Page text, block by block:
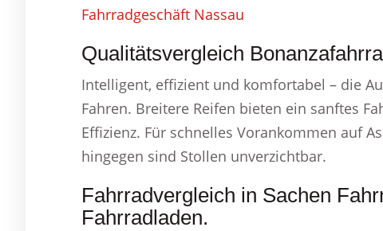
Fahrradgeschäft Nassau
Qualitätsvergleich
Intelligent, effizient und komfortabel – die
Fahren. Breitere Reifen bieten ein sanftes
Effizienz. Für schnelles Vorankommen auf
hingegen sind Stollen unverzichtbar.
Fahrradvergleich in Sachen
Fahrradladen.